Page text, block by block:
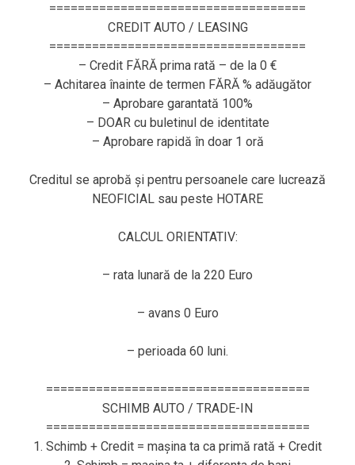
====================================
CREDIT AUTO / LEASING
====================================
– Credit FĂRĂ prima rată – de la 0 €
– Achitarea înainte de termen FĂRĂ % adăugător
– Aprobare garantată 100%
– DOAR cu buletinul de identitate
– Aprobare rapidă în doar 1 oră
Creditul se aprobă și pentru persoanele care lucrează
NEOFICIAL sau peste HOTARE
CALCUL ORIENTATIV:
– rata lunară de la 220 Euro
– avans 0 Euro
– perioada 60 luni.
=====================================
SCHIMB AUTO / TRADE-IN
=====================================
1. Schimb + Credit = mașina ta ca primă rată + Credit